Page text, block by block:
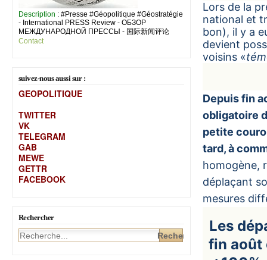
Description : #Presse #Géopolitique #Géostratégie
- International PRESS Review - ОБЗОР
МЕЖДУНАРОДНОЙ ПРЕССЫ - 国际新闻评论
Contact
suivez-nous aussi sur :
GEOPOLITIQUE
TWITTER
VK
TELEGRAM
GAB
MEWE
GETTR
FACEBOOK
Rechercher
Lors de la
national et
bon), il y a
devient
voisins «
Depuis fin
obligatoire
petite
tard, à
homogène,
déplaçant
mesures
Les
fin août